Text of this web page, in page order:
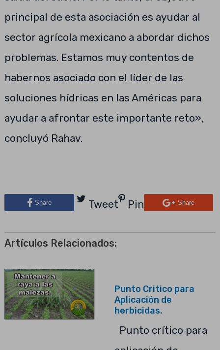
principal de esta asociación es ayudar al
sector agrícola mexicano a abordar dichos
problemas. Estamos muy contentos de
habernos asociado con el líder de las
soluciones hídricas en las Américas para
ayudar a afrontar este importante reto»,
concluyó Rahav.
Share Tweet Pin Share
Artículos Relacionados:
Punto Critico para
Aplicación de
herbicidas.
Punto crítico para